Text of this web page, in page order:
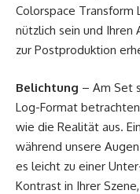
Colorspace Transform
nützlich sein und Ihren
zur Postproduktion
Belichtung – Am Set
Log-Format
wie die Realität aus.
während unsere
es leicht zu einer
Kontrast in Ihrer